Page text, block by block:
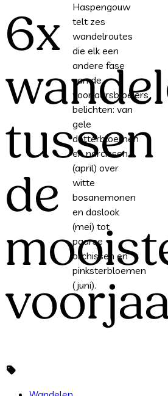
6x
tussen
de
Haspengouw
telt zes
wandelroutes
die elk een
andere fase
van de
voorjaarsbloeiers
belichten: van
gele
dotterbloemen
en narcissen
(april) over
witte
bosanemonen
en daslook
(mei) tot
paarse
orchissen en
pinksterbloemen
(juni).